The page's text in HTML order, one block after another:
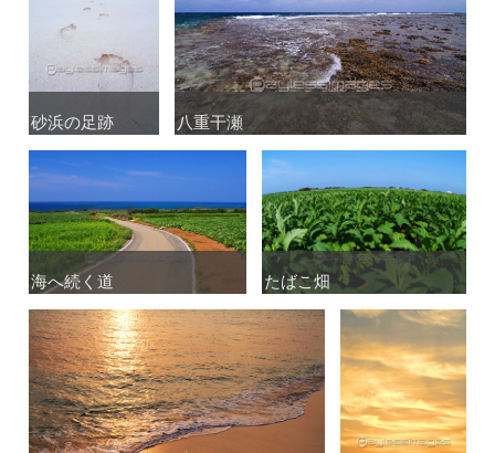
砂浜の足跡
砂浜の足跡 八重干瀬
八重干瀬
海へ続く道
海へ続く道 たばこ畑
たばこ畑